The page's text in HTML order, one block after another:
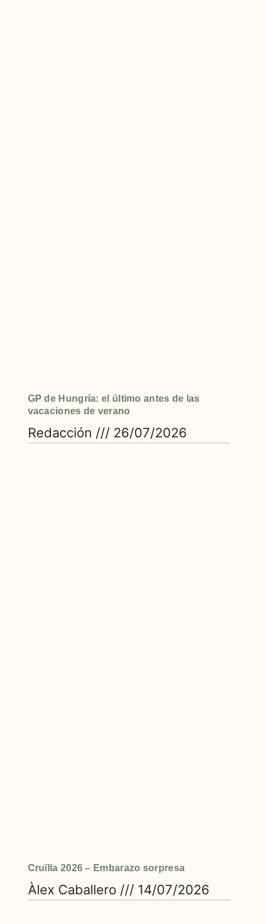
GP de Hungría: el último antes de las
vacaciones de verano
Redacción 26/07/2026
Cruïlla 2026 – Embarazo sorpresa
Àlex Caballero 14/07/2026